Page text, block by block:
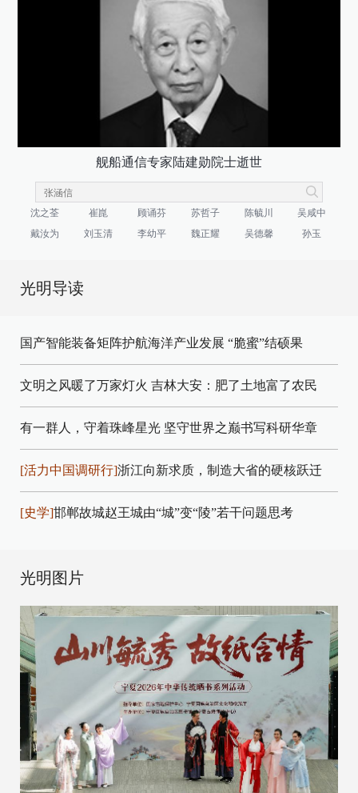
舰船通信专家陆建勋院士逝世
沈之荃 崔崑 顾诵芬 苏哲子 陈毓川
吴咸中
戴汝为
刘玉清 李幼平 魏正耀 吴德馨 孙玉
光明导读
国产智能装备矩阵护航海洋产业发展 “脆蜜”结硕果
文明之风暖了万家灯火 吉林大安：肥了土地富了农民
有一群人，守着珠峰星光 坚守世界之巅书写科研华章
[活力中国调研行]浙江向新求质，制造大省的硬核跃迁
[史学]邯郸故城赵王城由“城”变“陵”若干问题思考
光明图片